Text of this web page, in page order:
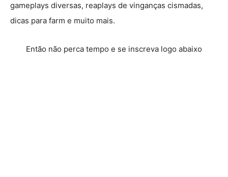
gameplays diversas, reaplays de vinganças cismadas,
dicas para farm e muito mais.
Então não perca tempo e se inscreva logo abaixo